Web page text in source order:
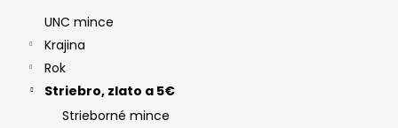
UNC mince
Krajina
Rok
Striebro, zlato a 5€
Strieborné mince